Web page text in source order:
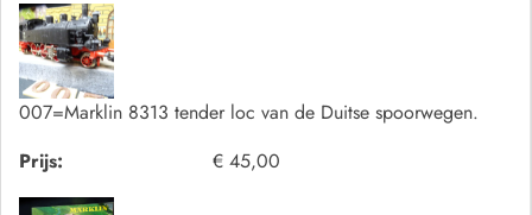
007=Marklin 8313 tender loc van de Duitse spoorwegen.
Prijs:
€ 45,00